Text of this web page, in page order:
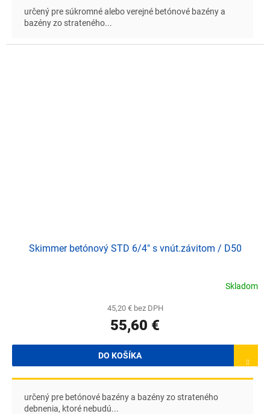
určený pre súkromné alebo verejné betónové bazény a
bazény zo strateného...
Skimmer betónový STD 6/4" s vnút.závitom / D50
Skladom
45,20 € bez DPH
55,60 €
DO KOŠÍKA
určený pre betónové bazény a bazény zo strateného
debnenia, ktoré nebudú...